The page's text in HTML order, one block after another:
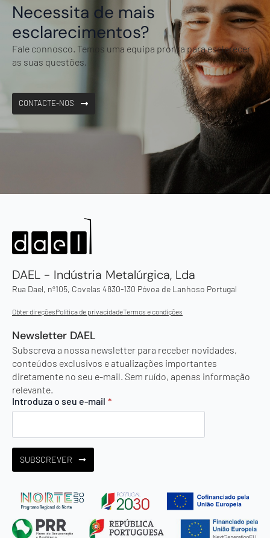
Necessita de mais
esclarecimentos?
Fale connosco. Temos uma equipa pronta para esclarecer
as suas questões.
CONTACTE-NOS
DAEL - Indústria Metalúrgica, Lda
Rua Dael, nº105, Covelas 4830-130 Póvoa de Lanhoso Portugal
Obter direçõesPolítica de privacidadeTermos e condições
Newsletter DAEL
Subscreva a nossa newsletter para receber novidades,
conteúdos exclusivos e atualizações importantes
diretamente no seu e-mail. Sem ruído, apenas informação
relevante.
Introduza o seu e-mail *
SUBSCREVER